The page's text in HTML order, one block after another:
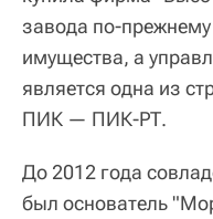
завода по-
имущества, а
является одна из
ПИК — ПИК-РТ.
До 2012 года
был основатель